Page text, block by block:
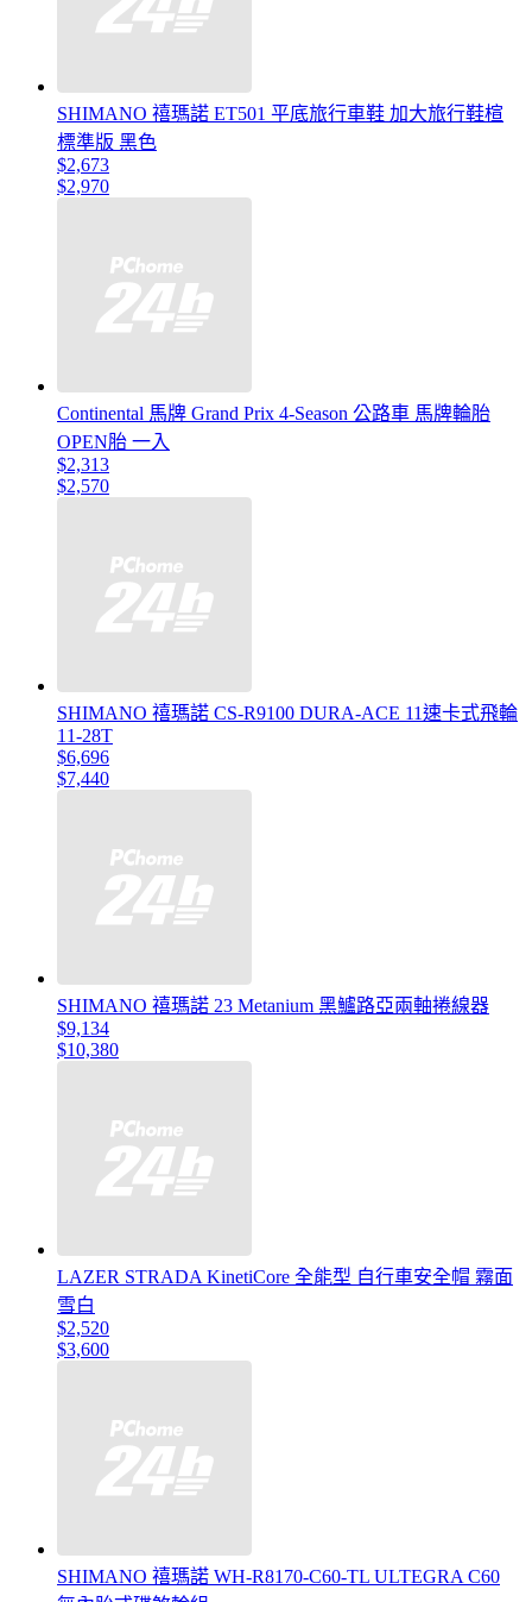
SHIMANO 禧瑪諾 ET501 平底旅行車鞋 加大旅行鞋楦
標準版 黑色
$2,673
$2,970
Continental 馬牌 Grand Prix 4-Season 公路車 馬牌輪胎
OPEN胎 一入
$2,313
$2,570
SHIMANO 禧瑪諾 CS-R9100 DURA-ACE 11速卡式飛輪
11-28T
$6,696
$7,440
SHIMANO 禧瑪諾 23 Metanium 黑鱸路亞兩軸捲線器
$9,134
$10,380
LAZER STRADA KinetiCore 全能型 自行車安全帽 霧面
雪白
$2,520
$3,600
SHIMANO 禧瑪諾 WH-R8170-C60-TL ULTEGRA C60